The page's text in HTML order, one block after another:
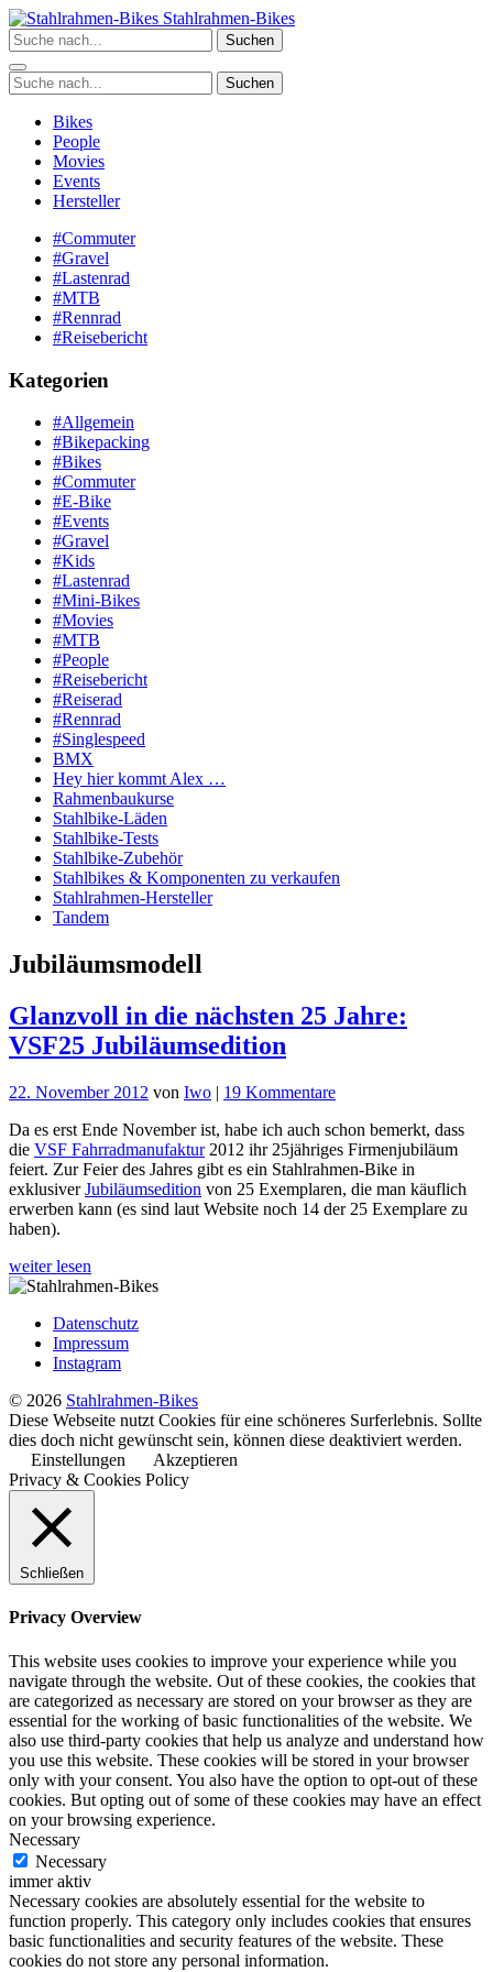
Zum
Inhalt
springen
Stahlrahmen-Bikes
Suchen
Suchen
Bikes
People
Movies
Events
Hersteller
#Commuter
#Gravel
#Lastenrad
#MTB
#Rennrad
#Reisebericht
Kategorien
#Allgemein
#Bikepacking
#Bikes
#Commuter
#E-Bike
#Events
#Gravel
#Kids
#Lastenrad
#Mini-Bikes
#Movies
#MTB
#People
#Reisebericht
#Reiserad
#Rennrad
#Singlespeed
BMX
Hey hier kommt Alex …
Rahmenbaukurse
Stahlbike-Läden
Stahlbike-Tests
Stahlbike-Zubehör
Stahlbikes & Komponenten zu verkaufen
Stahlrahmen-Hersteller
Tandem
Jubiläumsmodell
Glanzvoll in die nächsten 25 Jahre:
VSF25 Jubiläumsedition
22. November 2012 von Iwo | 19 Kommentarezu
in
die
nächsten
25
Jahre:
Da es erst Ende November ist, habe ich auch schon bemerkt, dass
die VSF Fahrradmanufaktur2012 ihr 25jähriges Firmenjubiläum
feiert. Zur Feier des Jahres gibt es ein Stahlrahmen-Bike in
exklusiverJubiläumsedition von 25 Exemplaren, die man käuflich
erwerben kann (es sind laut Website noch 14 der 25 Exemplare zu
haben).
weiter lesen
Datenschutz
Impressum
Instagram
© 2026 Stahlrahmen-Bikes
Diese Webseite nutzt Cookies für eine schöneres Surferlebnis. Sollte
dies doch nicht gewünscht sein, können diese deaktiviert werden.
Einstellungen
Akzeptieren
Privacy & Cookies Policy
Schließen
Privacy Overview
This website uses cookies to improve your experience while you
navigate through the website. Out of these cookies, the cookies that
are categorized as necessary are stored on your browser as they are
essential for the working of basic functionalities of the website. We
also use third-party cookies that help us analyze and understand how
you use this website. These cookies will be stored in your browser
only with your consent. You also have the option to opt-out of these
cookies. But opting out of some of these cookies may have an effect
on your browsing experience.
Necessary
Necessary
immer aktiv
Necessary cookies are absolutely essential for the website to
function properly. This category only includes cookies that ensures
basic functionalities and security features of the website. These
cookies do not store any personal information.